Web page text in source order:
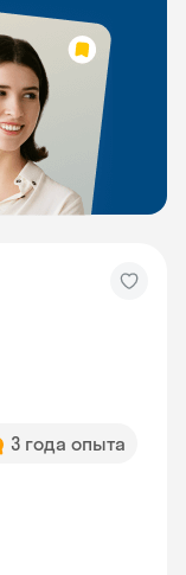
3 года опыта